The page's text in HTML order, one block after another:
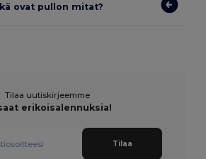
ovat pullon mitat?
Tilaa uutiskirjeemme
erikoisalennuksia!
Tilaa